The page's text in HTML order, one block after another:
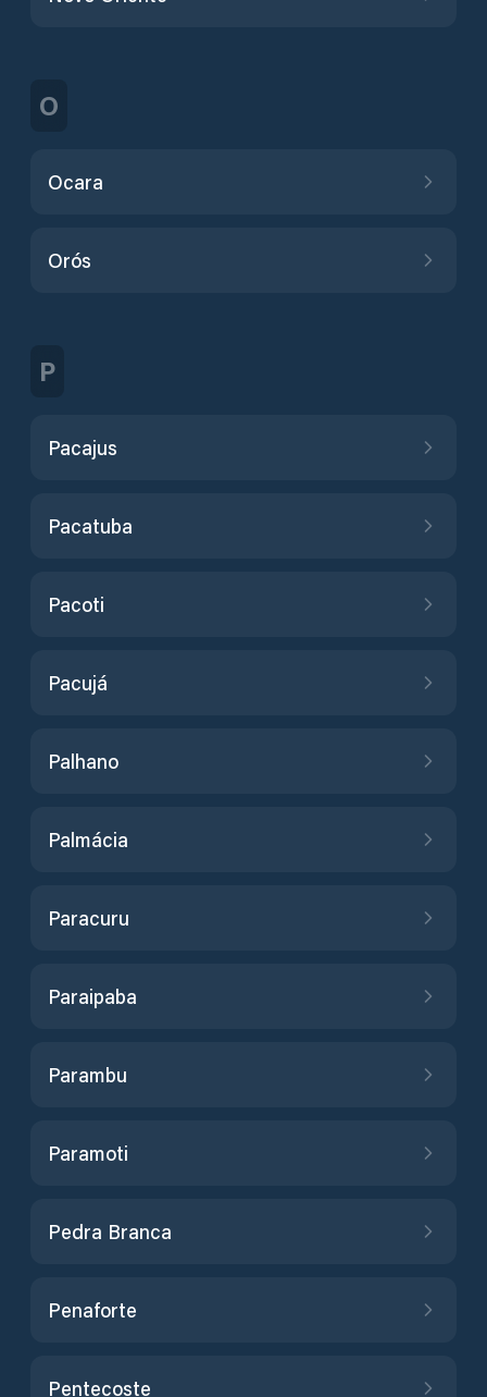
O
Ocara
Orós
P
Pacajus
Pacatuba
Pacoti
Pacujá
Palhano
Palmácia
Paracuru
Paraipaba
Parambu
Paramoti
Pedra Branca
Penaforte
Pentecoste